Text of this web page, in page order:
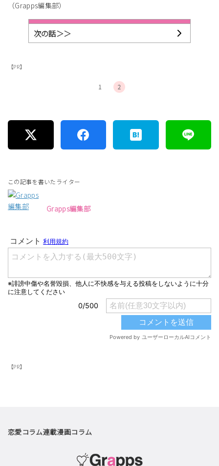
（Grapps編集部）
次の話＞＞
【PR】
1 2
この記事を書いたライター
Grapps編集部
【PR】
恋愛コラム連載漫画コラム